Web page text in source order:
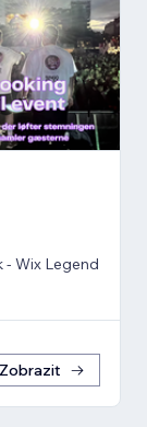
- Wix Legend
Zobrazit